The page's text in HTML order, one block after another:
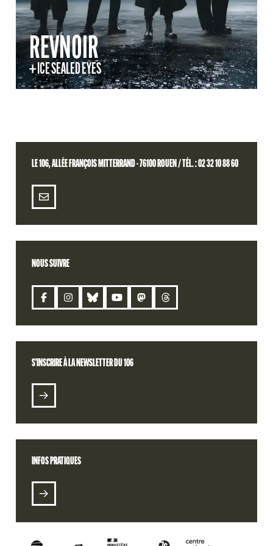
REVNOIR
+ ICE SEALED EYES
LE 106, ALLÉE FRANÇOIS MITTERRAND - 76100 ROUEN / TÉL. : 02 32 10 88 60
NOUS SUIVRE
S'INSCRIRE À LA NEWSLETTER DU 106
INFOS PRATIQUES
CONTACT
S'INSCRIRE À LA NEWSLETTER DU 106
BILLETTERIE
RETROUVEZ VOTRE COMMANDE
RADIO 106
PODCASTS